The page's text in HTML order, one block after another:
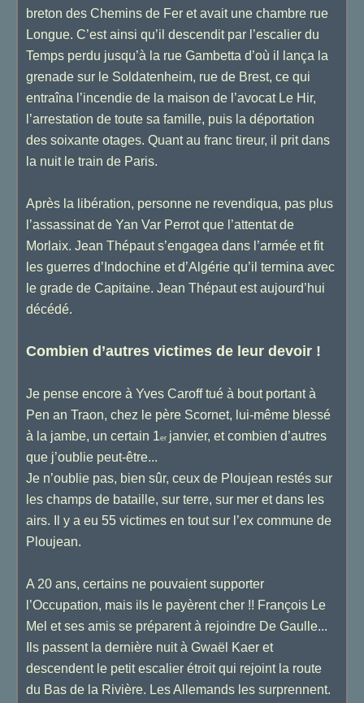
breton des Chemins de Fer et avait une chambre rue
Longue. C’est ainsi qu’il descendit par l’escalier du
Temps perdu jusqu’à la rue Gambetta d’où il lança la
grenade sur le Soldatenheim, rue de Brest, ce qui
entraîna l’incendie de la maison de l’avocat Le Hir,
l’arrestation de toute sa famille, puis la déportation
des soixante otages. Quant au franc tireur, il prit dans
la nuit le train de Paris.
Après la libération, personne ne revendiqua, pas plus
l’assassinat de Yan Var Perrot que l’attentat de
Morlaix. Jean Thépaut s’engagea dans l’armée et fit
les guerres d’Indochine et d’Algérie qu’il termina avec
le grade de Capitaine. Jean Thépaut est aujourd’hui
décédé.
Combien d’autres victimes de leur devoir !
Je pense encore à Yves Caroff tué à bout portant à
Pen an Traon, chez le père Scornet, lui-même blessé
à la jambe, un certain 1er janvier, et combien d’autres
que j’oublie peut-être...
Je n’oublie pas, bien sûr, ceux de Ploujean restés sur
les champs de bataille, sur terre, sur mer et dans les
airs. Il y a eu 55 victimes en tout sur l’ex commune de
Ploujean.
A 20 ans, certains ne pouvaient supporter
l’Occupation, mais ils le payèrent cher !! François Le
Mel et ses amis se préparent à rejoindre De Gaulle...
Ils passent la dernière nuit à Gwaël Kaer et
descendent le petit escalier étroit qui rejoint la route
du Bas de la Rivière. Les Allemands les surprennent.